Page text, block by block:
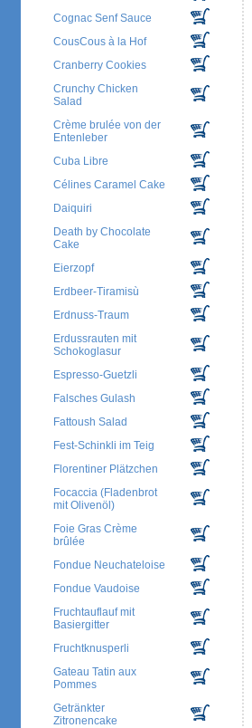
Cognac Senf Sauce
CousCous à la Hof
Cranberry Cookies
Crunchy Chicken
Salad
Crème brulée von der
Entenleber
Cuba Libre
Célines Caramel Cake
Daiquiri
Death by Chocolate
Cake
Eierzopf
Erdbeer-Tiramisù
Erdnuss-Traum
Erdussrauten mit
Schokoglasur
Espresso-Guetzli
Falsches Gulash
Fattoush Salad
Fest-Schinkli im Teig
Florentiner Plätzchen
Focaccia (Fladenbrot
mit Olivenöl)
Foie Gras Crème
brûlée
Fondue Neuchateloise
Fondue Vaudoise
Fruchtauflauf mit
Basiergitter
Fruchtknusperli
Gateau Tatin aux
Pommes
Getränkter
Zitronencake